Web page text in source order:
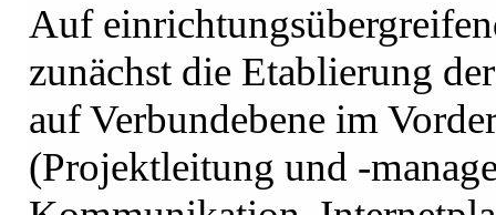
Auf
zunächst die Etablierung
auf Verbundebene im
(Projektleitung und -